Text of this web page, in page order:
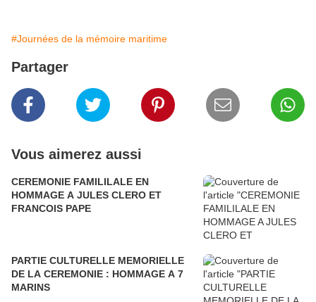
#Journées de la mémoire maritime
Partager
Vous aimerez aussi
CEREMONIE FAMILILALE EN
HOMMAGE A JULES CLERO ET
FRANCOIS PAPE
PARTIE CULTURELLE MEMORIELLE
DE LA CEREMONIE : HOMMAGE A 7
MARINS